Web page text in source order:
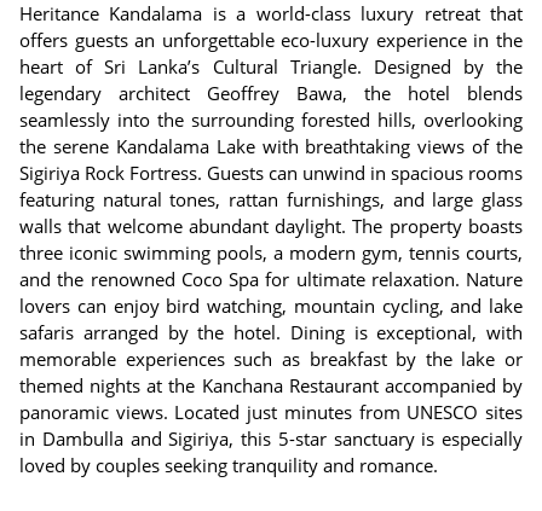
Heritance Kandalama is a world-class luxury retreat that
offers guests an unforgettable eco-luxury experience in the
heart of Sri Lanka’s Cultural Triangle. Designed by the
legendary architect Geoffrey Bawa, the hotel blends
seamlessly into the surrounding forested hills, overlooking
the serene Kandalama Lake with breathtaking views of the
Sigiriya Rock Fortress. Guests can unwind in spacious rooms
featuring natural tones, rattan furnishings, and large glass
walls that welcome abundant daylight. The property boasts
three iconic swimming pools, a modern gym, tennis courts,
and the renowned Coco Spa for ultimate relaxation. Nature
lovers can enjoy bird watching, mountain cycling, and lake
safaris arranged by the hotel. Dining is exceptional, with
memorable experiences such as breakfast by the lake or
themed nights at the Kanchana Restaurant accompanied by
panoramic views. Located just minutes from UNESCO sites
in Dambulla and Sigiriya, this 5-star sanctuary is especially
loved by couples seeking tranquility and romance.